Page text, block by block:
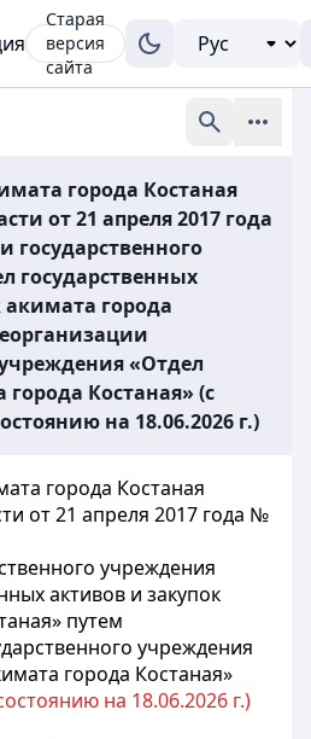
Старая
версия
сайта
города Костаная
от 21 апреля 2017 года
государственного
государственных
акимата города
«Отдел
Костаная» (с
на 18.06.2026 г.)
города Костаная
от 21 апреля 2017 года №
учреждения
активов и закупок
путем
учреждения
города Костаная»
на 18.06.2026 г.)